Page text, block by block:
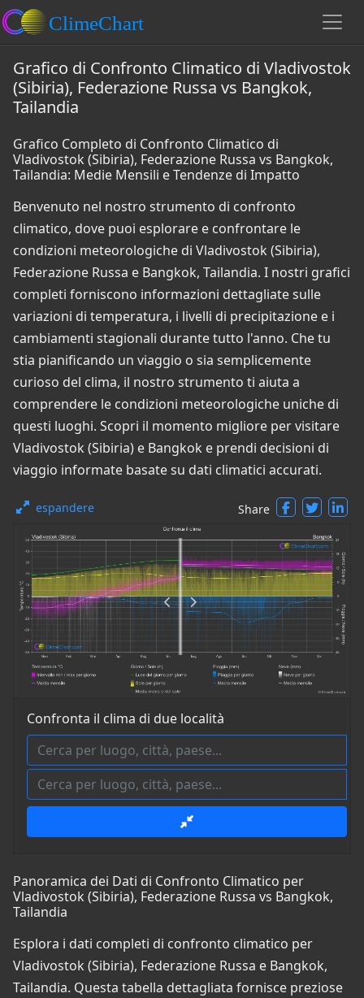
Grafico di Confronto Climatico di Vladivostok
(Sibiria), Federazione Russa vs Bangkok,
Tailandia
Grafico Completo di Confronto Climatico di
Vladivostok (Sibiria), Federazione Russa vs Bangkok,
Tailandia: Medie Mensili e Tendenze di Impatto
Benvenuto nel nostro strumento di confronto
climatico, dove puoi esplorare e confrontare le
condizioni meteorologiche di Vladivostok (Sibiria),
Federazione Russa e Bangkok, Tailandia. I nostri grafici
completi forniscono informazioni dettagliate sulle
variazioni di temperatura, i livelli di precipitazione e i
cambiamenti stagionali durante tutto l'anno. Che tu
stia pianificando un viaggio o sia semplicemente
curioso del clima, il nostro strumento ti aiuta a
comprendere le condizioni meteorologiche uniche di
questi luoghi. Scopri il momento migliore per visitare
Vladivostok (Sibiria) e Bangkok e prendi decisioni di
viaggio informate basate su dati climatici accurati.
espandere Share
Confronta il clima di due località
Panoramica dei Dati di Confronto Climatico per
Vladivostok (Sibiria), Federazione Russa vs Bangkok,
Tailandia
Esplora i dati completi di confronto climatico per
Vladivostok (Sibiria), Federazione Russa e Bangkok,
Tailandia. Questa tabella dettagliata fornisce preziose